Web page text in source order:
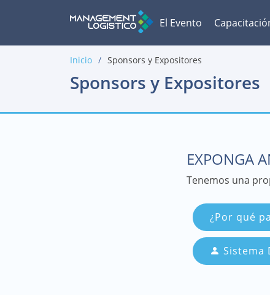
El Evento
Inicio Sponsors y Expositores
Sponsors y Expositores
EXPONGA
Tenemos una
¿Por qué
Sistema